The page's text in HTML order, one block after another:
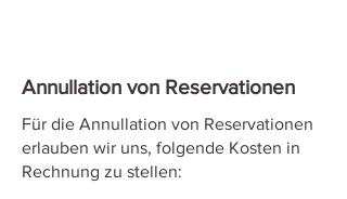
Annullation von Reservationen
Für die Annullation von Reservationen
erlauben wir uns, folgende Kosten in
Rechnung zu stellen: